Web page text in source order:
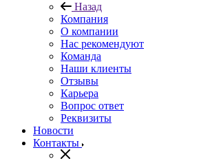
Назад
Компания
О компании
Нас рекомендуют
Команда
Наши клиенты
Отзывы
Карьера
Вопрос ответ
Реквизиты
Новости
Контакты